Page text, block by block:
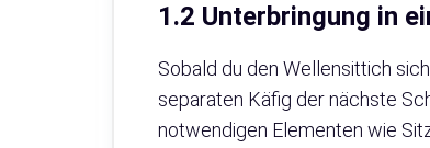
1.2 Unterbringung in
Sobald du den Wellensittich
separaten Käfig der nächste
notwendigen Elementen wie